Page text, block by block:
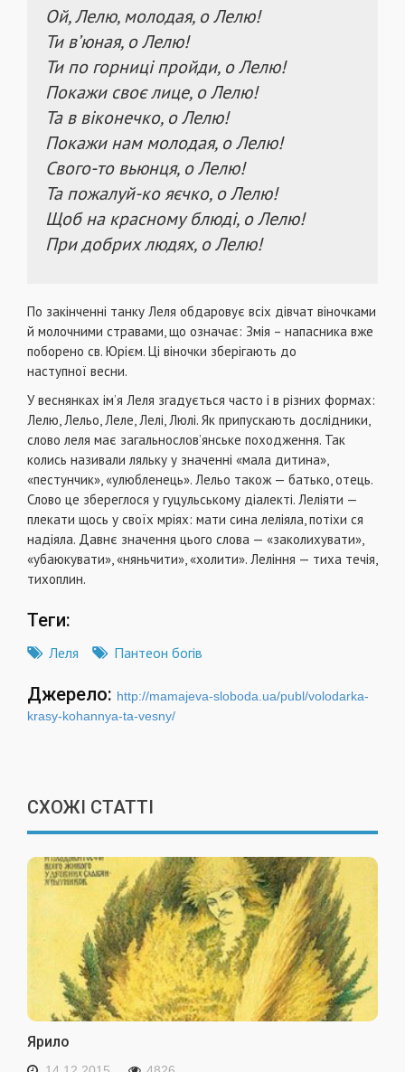
Ой, Лелю, молодая, о Лелю!
Ти в’юная, о Лелю!
Ти по горниці пройди, о Лелю!
Покажи своє лице, о Лелю!
Та в віконечко, о Лелю!
Покажи нам молодая, о Лелю!
Свого-то вьюнця, о Лелю!
Та пожалуй-ко яєчко, о Лелю!
Щоб на красному блюді, о Лелю!
При добрих людях, о Лелю!
По закінченні танку Леля обдаровує всіх дівчат віночками
й молочними стравами, що означає: Змія – напасника вже
поборено св. Юрієм. Ці віночки зберігають до
наступної весни.
У веснянках ім’я Леля згадується часто і в різних формах:
Лелю, Лельо, Леле, Лелі, Люлі. Як припускають дослідники,
слово леля має загальнослов’янське походження. Так
колись називали ляльку у значенні «мала дитина»,
«пестунчик», «улюбленець». Лельо також — батько, отець.
Слово це збереглося у гуцульському діалекті. Леліяти —
плекати щось у своїх мріях: мати сина леліяла, потіхи ся
надіяла. Давнє значення цього слова — «заколихувати»,
«убаюкувати», «няньчити», «холити». Леління — тиха течія,
тихоплин.
Теги:
Леля Пантеон богів
Джерело: http://mamajeva-sloboda.ua/publ/volodarka-
krasy-kohannya-ta-vesny/
СХОЖІ СТАТТІ
Ярило